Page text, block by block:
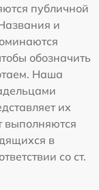
публичной
и
обозначить
Наша
их
выполняются
в
со ст.